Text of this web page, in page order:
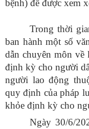
bệnh) để được xem
Trong thời
ban hành một số
dẫn chuyên môn về
định kỳ cho người
người lao động
quy định của pháp
khỏe định kỳ cho
Ngày 30/6/